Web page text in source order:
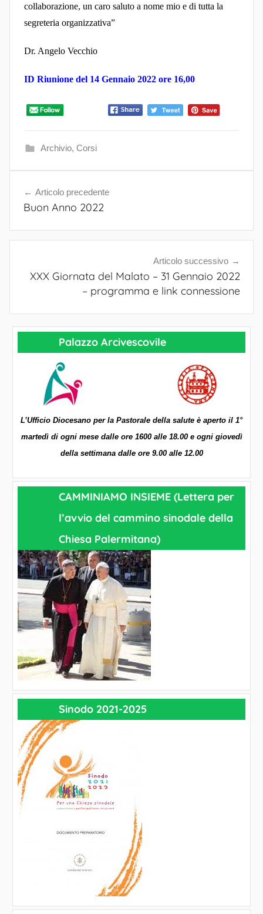
e
collaborazione, un caro saluto a nome mio e di tutta la
segreteria organizzativa”
Dr. Angelo Vecchio
ID Riunione del 14 Gennaio 2022 ore 16,00
Archivio, Corsi
Navigazione
articoli
Articolo precedente
Buon Anno 2022
Articolo successivo
XXX Giornata del Malato – 31 Gennaio 2022
– programma e link connessione
Palazzo Arcivescovile
L’Ufficio Diocesano per la Pastorale della salute è aperto il 1°
martedì di ogni mese dalle ore 1600 alle 18.00 e ogni giovedì
della settimana dalle ore 9.00 alle 12.00
CAMMINIAMO INSIEME (Lettera per
l’avvio del cammino sinodale della
Chiesa Palermitana)
Sinodo 2021-2025